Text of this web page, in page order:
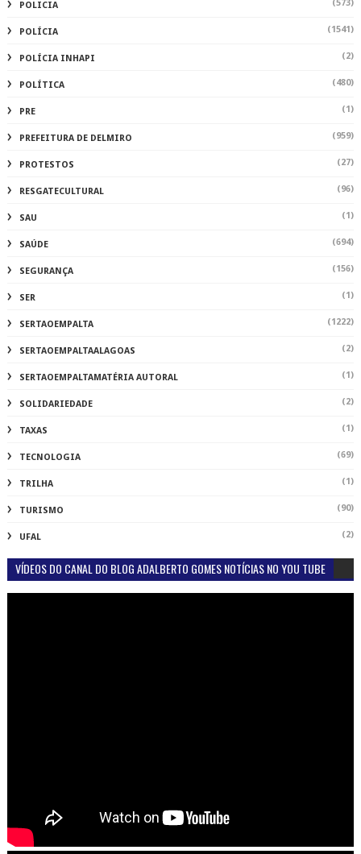
POLICIA (573)
POLÍCIA (1541)
POLÍCIA INHAPI (2)
POLÍTICA (480)
PRE (1)
PREFEITURA DE DELMIRO (959)
PROTESTOS (27)
RESGATECULTURAL (96)
SAU (1)
SAÚDE (694)
SEGURANÇA (156)
SER (1)
SERTAOEMPALTA (1222)
SERTAOEMPALTAALAGOAS (2)
SERTAOEMPALTAMATÉRIA AUTORAL (1)
SOLIDARIEDADE (2)
TAXAS (1)
TECNOLOGIA (69)
TRILHA (1)
TURISMO (90)
UFAL (2)
VÍDEOS DO CANAL DO BLOG ADALBERTO GOMES NOTÍCIAS NO YOU TUBE